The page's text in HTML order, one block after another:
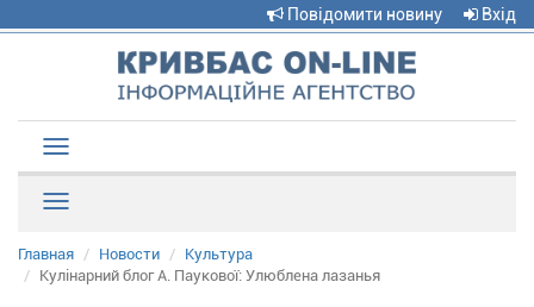
Повідомити новину Вхід
navigation
Главная Новости
Культура
Кулінарний блог А. Паукової: Улюблена лазанья